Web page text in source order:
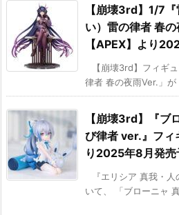
【崩壊3rd】1/7
い）雷の律者 春
【APEX】より
【崩壊3rd】フィギ
律者 春の夜雨Ver.」が
【崩壊3rd】『ブ
び律者 ver.』フ
り2025年8月発売
『エリシア 真我・
いて、 「ブローニャ